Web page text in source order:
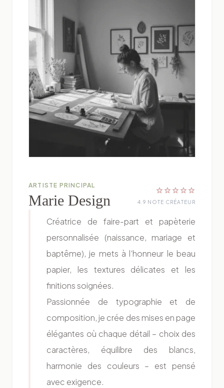
ARTISTE PRINCIPAL
Marie Design
star star star star star
4.9 NOTE CRÉATEUR
Créatrice de faire-part et papèterie
personnalisée (naissance, mariage et
baptême), je mets à l’honneur le beau
papier, les textures délicates et les
finitions soignées.
Passionnée de typographie et de
composition, je crée des mises en page
élégantes où chaque détail – choix des
caractères, équilibre des blancs,
harmonie des couleurs – est pensé
avec exigence.